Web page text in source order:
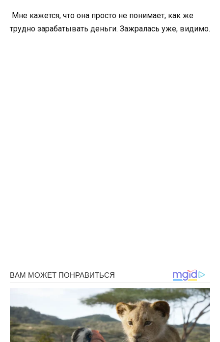
Мне кажется, что она просто не понимает, как же
трудно зарабатывать деньги. Зажралась уже, видимо.